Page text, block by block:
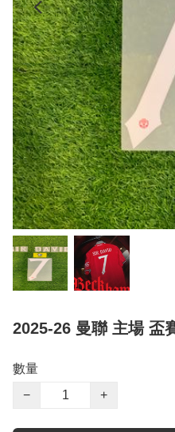
2025-26 曼聯 主場 盃
數量
−
+